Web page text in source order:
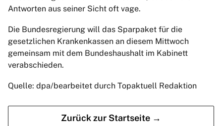
Antworten aus seiner Sicht oft vage.
Die Bundesregierung will das Sparpaket für die
gesetzlichen Krankenkassen an diesem Mittwoch
gemeinsam mit dem Bundeshaushalt im Kabinett
verabschieden.
Quelle: dpa/bearbeitet durch Topaktuell Redaktion
Zurück zur Startseite →